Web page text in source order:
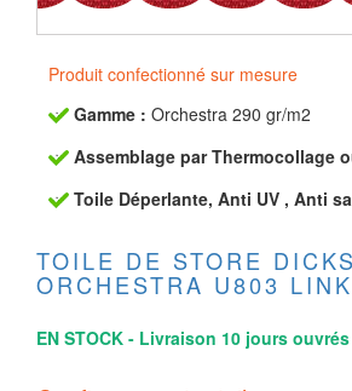
Produit confectionné sur mesure
Gamme : Orchestra 290 gr/m2
Assemblage par Thermocollage
Toile Déperlante, Anti UV , Anti
TOILE DE STORE
ORCHESTRA U803
EN STOCK - Livraison 10 jours ouvrés